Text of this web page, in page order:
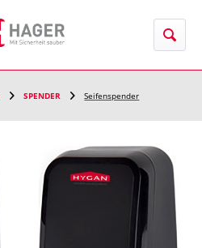
SPENDER Seifenspender